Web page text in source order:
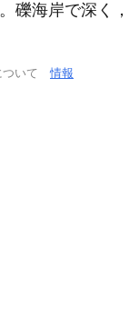
礫海岸で深く，
ついて情報